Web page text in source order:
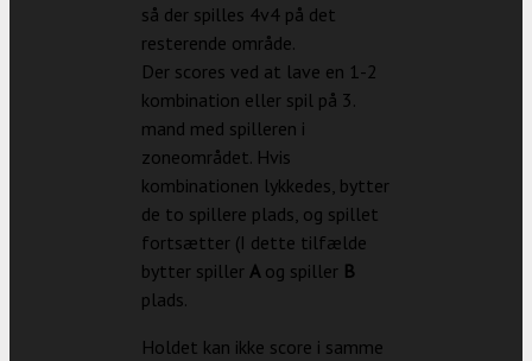
så der spilles 4v4 på det
resterende område.
Der scores ved at lave en 1-2
kombination eller spil på 3.
mand med spilleren i
zoneområdet. Hvis
kombinationen lykkedes, bytter
de to spillere plads, og spillet
fortsætter (I dette tilfælde
bytter spiller A og spiller B
plads.
Holdet kan ikke score i samme